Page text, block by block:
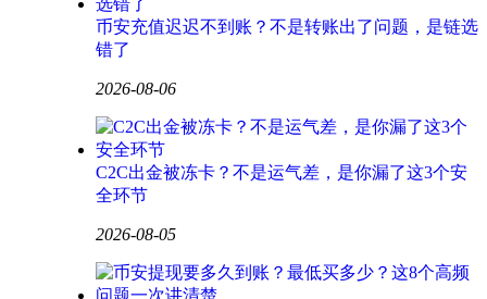
币安充值迟迟不到账？不是转账出了问题，是链选
错了
2026-08-06
C2C出金被冻卡？不是运气差，是你漏了这3个安
全环节
2026-08-05